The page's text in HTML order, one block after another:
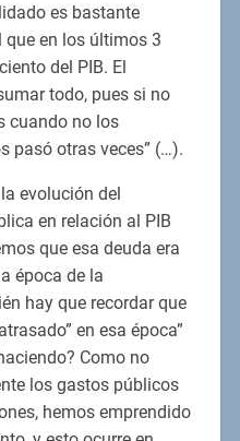
es bastante
que en los últimos 3
del PIB. El
todo, pues si no
cuando no los
pasó otras veces” (…).
evolución del
en relación al PIB
que esa deuda era
época de la
hay que recordar que
en esa época”
Como no
los gastos públicos
hemos emprendido